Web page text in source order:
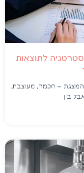
לתוצאות
המצגת – חכמה, מעוצבת,
בין